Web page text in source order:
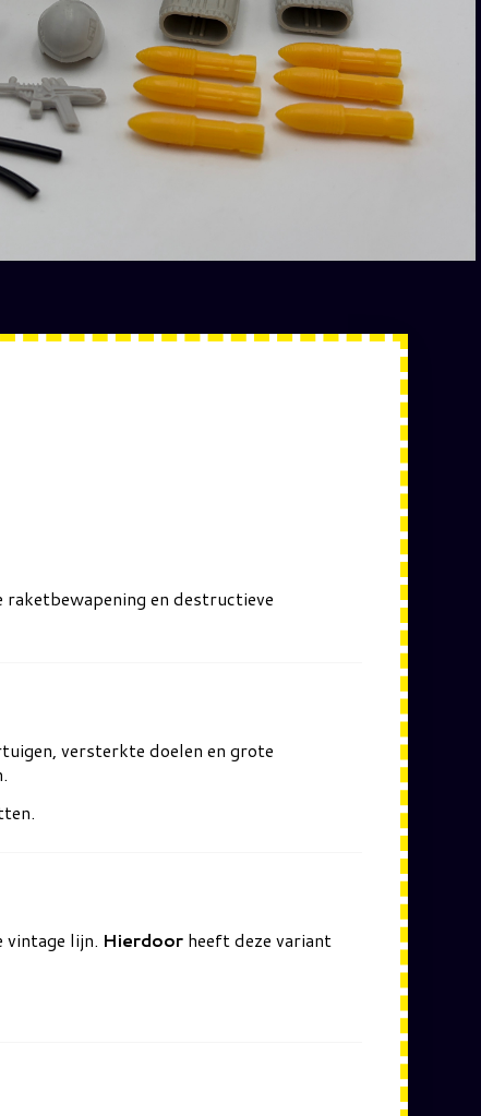
raketbewapening en destructieve
versterkte doelen en grote
vintage lijn. Hierdoor heeft deze variant